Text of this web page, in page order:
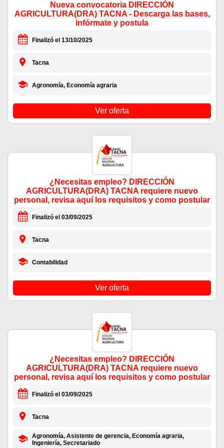
Nueva convocatoria DIRECCIÓN
AGRICULTURA(DRA) TACNA - Descarga las bases,
infórmate y postula
Finalizó el 13/10/2025
Tacna
Agronomía, Economía agraria
Ver oferta
¿Necesitas empleo? DIRECCIÓN
AGRICULTURA(DRA) TACNA requiere nuevo
personal, revisa aquí los requisitos y como postular
Finalizó el 03/09/2025
Tacna
Contabilidad
Ver oferta
¿Necesitas empleo? DIRECCIÓN
AGRICULTURA(DRA) TACNA requiere nuevo
personal, revisa aquí los requisitos y como postular
Finalizó el 03/09/2025
Tacna
Agronomía, Asistente de gerencia, Economía agraria,
Ingeniería, Secretariado